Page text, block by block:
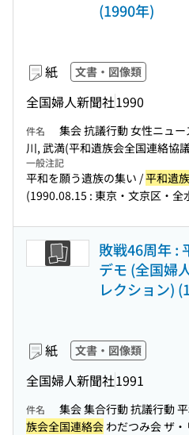
(1990年)
紙 文書・図像類
全国婦人新聞社1990
件名 集会 抗議行動 女性ニュー
川, 武満(平和遺族会全国連絡協
一般注記
平和を願う遺族の集い /平和遺
(1990.08.15 : 東京・文京区・全
敗戦46周年 :
デモ (全国婦
レクション)
紙 文書・図像類
全国婦人新聞社1991
件名 集会 集合行動 抗議行動
族会全国連絡会 わだつみ会 ザ